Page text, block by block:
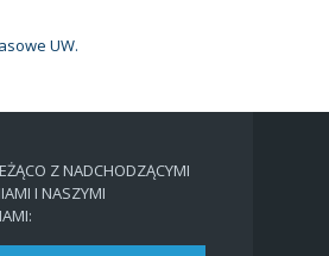
UW.
Z NADCHODZĄCYMI
I NASZYMI